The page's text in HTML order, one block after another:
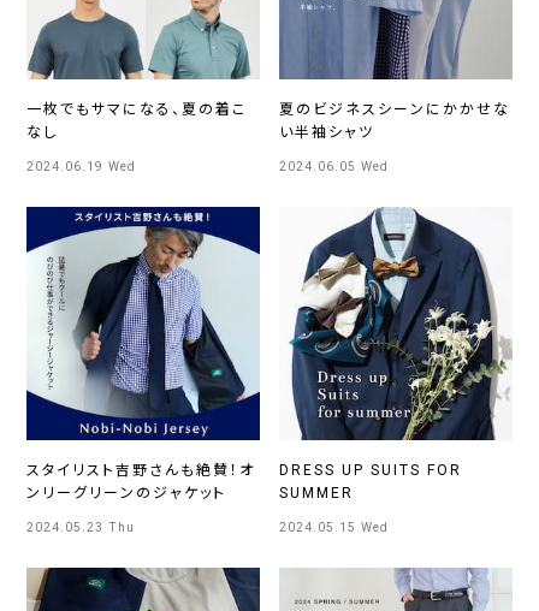
一枚でもサマになる、夏の着こ
なし
2024.06.19 Wed
夏のビジネスシーンにかかせな
い半袖シャツ
2024.06.05 Wed
スタイリスト吉野さんも絶賛！オ
ンリーグリーンのジャケット
2024.05.23 Thu
DRESS UP SUITS FOR
SUMMER
2024.05.15 Wed